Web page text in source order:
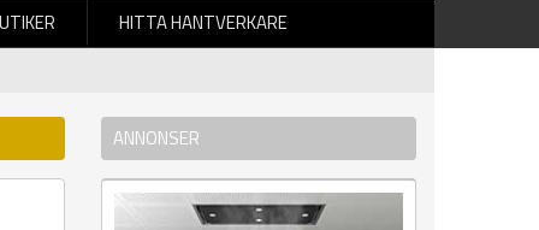
HITTA HANTVERKARE
ANNONSER